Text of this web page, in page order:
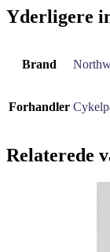
Yderligere
Brand
Forhandler
Relaterede